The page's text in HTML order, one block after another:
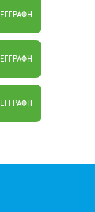
ΕΓΓΡΑΦΉ
ΕΓΓΡΑΦΉ
ΕΓΓΡΑΦΉ